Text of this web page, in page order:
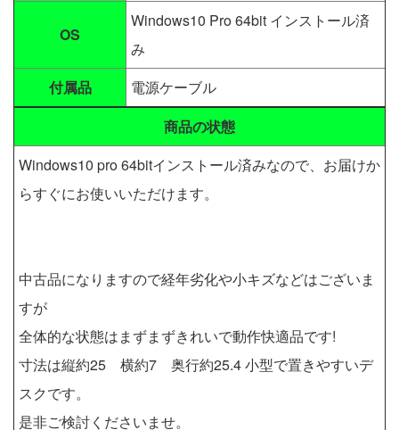
OS
Windows10 Pro 64bit インストール済
み
付属品
電源ケーブル
商品の状態
Windows10 pro 64bitインストール済みなので、お届けか
らすぐにお使いいただけます。
中古品になりますので経年劣化や小キズなどはございま
すが
全体的な状態はまずまずきれいで動作快適品です!
寸法は縦約25 横約7 奥行約25.4 小型で置きやすいデ
スクです。
是非ご検討くださいませ。